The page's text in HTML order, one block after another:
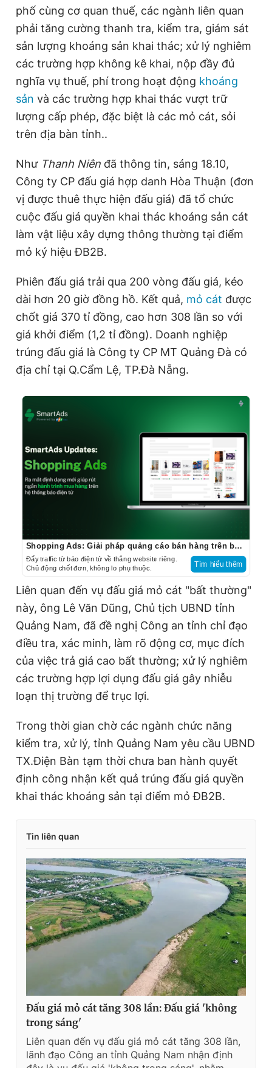
phố cùng cơ quan thuế, các ngành liên quan
phải tăng cường thanh tra, kiểm tra, giám sát
sản lượng khoáng sản khai thác; xử lý nghiêm
các trường hợp không kê khai, nộp đầy đủ
nghĩa vụ thuế, phí trong hoạt động khoáng
sản và các trường hợp khai thác vượt trữ
lượng cấp phép, đặc biệt là các mỏ cát, sỏi
trên địa bàn tỉnh..
Như Thanh Niên đã thông tin, sáng 18.10,
Công ty CP đấu giá hợp danh Hòa Thuận (đơn
vị được thuê thực hiện đấu giá) đã tổ chức
cuộc đấu giá quyền khai thác khoáng sản cát
làm vật liệu xây dựng thông thường tại điểm
mỏ ký hiệu ĐB2B.
Phiên đấu giá trải qua 200 vòng đấu giá, kéo
dài hơn 20 giờ đồng hồ. Kết quả, mỏ cát được
chốt giá 370 tỉ đồng, cao hơn 308 lần so với
giá khởi điểm (1,2 tỉ đồng). Doanh nghiệp
trúng đấu giá là Công ty CP MT Quảng Đà có
địa chỉ tại Q.Cẩm Lệ, TP.Đà Nẵng.
Shopping Ads: Giải pháp quảng cáo bán hàng trên báo điện tử
Đẩy traffic từ báo điện tử về thẳng website riêng.
Chủ động chốt đơn, không lo phụ thuộc.
Tìm hiểu thêm
Liên quan đến vụ đấu giá mỏ cát "bất thường"
này, ông Lê Văn Dũng, Chủ tịch UBND tỉnh
Quảng Nam, đã đề nghị Công an tỉnh chỉ đạo
điều tra, xác minh, làm rõ động cơ, mục đích
của việc trả giá cao bất thường; xử lý nghiêm
các trường hợp lợi dụng đấu giá gây nhiễu
loạn thị trường để trục lợi.
Trong thời gian chờ các ngành chức năng
kiểm tra, xử lý, tỉnh Quảng Nam yêu cầu UBND
TX.Điện Bàn tạm thời chưa ban hành quyết
định công nhận kết quả trúng đấu giá quyền
khai thác khoáng sản tại điểm mỏ ĐB2B.
Tin liên quan
Đấu giá mỏ cát tăng 308 lần: Đấu giá 'không
trong sáng'
Liên quan đến vụ đấu giá mỏ cát tăng 308 lần,
lãnh đạo Công an tỉnh Quảng Nam nhận định